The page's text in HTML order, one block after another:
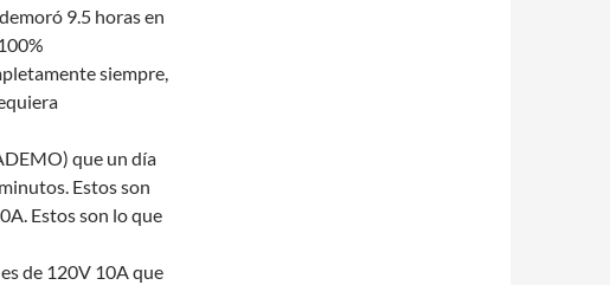
9.5 horas en
siempre,
que un día
Estos son
Estos son lo que
de 120V 10A que